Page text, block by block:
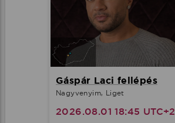
Gáspár Laci fellépés
Nagyvenyim, Liget
2026.08.01 18:45 UTC+2